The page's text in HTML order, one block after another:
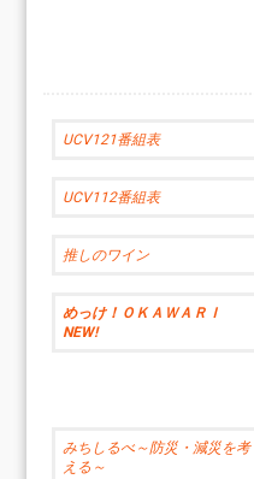
UCV121番組表
UCV112番組表
推しのワイン
めっけ！ＯＫＡＷＡＲＩ
NEW!
みちしるべ～防災・減災を考
える～